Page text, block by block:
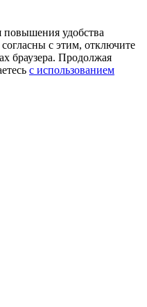
удобства
с этим, отключите
браузера. Продолжая
с использованием